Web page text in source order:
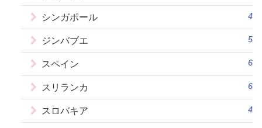
シンガポール 4
ジンバブエ 5
スペイン 6
スリランカ 6
スロバキア 4